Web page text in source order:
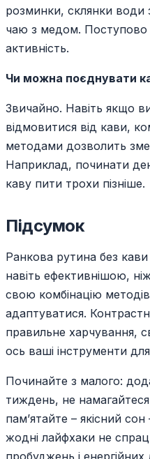
розминки, склянки
чаю з медом. Поступово
активність.
Чи можна поєднувати
Звичайно. Навіть якщо
відмовитися від кави,
методами дозволить
Наприклад, починати
каву пити трохи пізніше.
Підсумок
Ранкова рутина без
навіть ефективнішою,
свою комбінацію
адаптуватися.
правильне харчування,
ось ваші інструменти
Починайте з малого:
тиждень, не
пам’ятайте – якісний
жодні лайфхаки не